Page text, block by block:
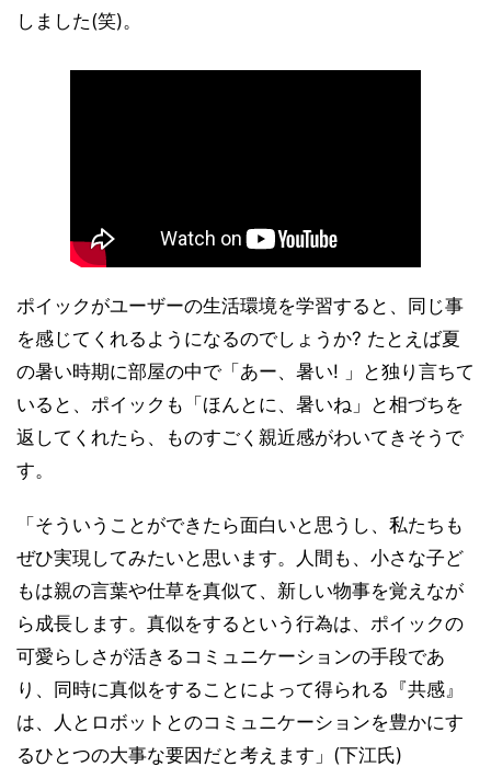
しました(笑)。
ポイックがユーザーの生活環境を学習すると、同じ事
を感じてくれるようになるのでしょうか? たとえば夏
の暑い時期に部屋の中で「あー、暑い! 」と独り言ちて
いると、ポイックも「ほんとに、暑いね」と相づちを
返してくれたら、ものすごく親近感がわいてきそうで
す。
「そういうことができたら面白いと思うし、私たちも
ぜひ実現してみたいと思います。人間も、小さな子ど
もは親の言葉や仕草を真似て、新しい物事を覚えなが
ら成長します。真似をするという行為は、ポイックの
可愛らしさが活きるコミュニケーションの手段であ
り、同時に真似をすることによって得られる『共感』
は、人とロボットとのコミュニケーションを豊かにす
るひとつの大事な要因だと考えます」(下江氏)